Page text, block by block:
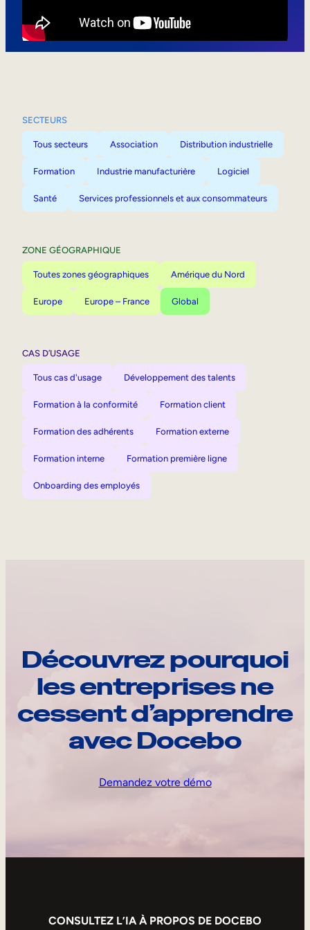
SECTEURS
Tous secteurs Association Distribution industrielle
Formation Industrie manufacturière Logiciel
Santé Services professionnels et aux consommateurs
ZONE GÉOGRAPHIQUE
Toutes zones géographiques Amérique du Nord
Europe Europe – France Global
CAS D’USAGE
Tous cas d'usage Développement des talents
Formation à la conformité Formation client
Formation des adhérents Formation externe
Formation interne Formation première ligne
Onboarding des employés
Découvrez pourquoi
les entreprises ne
cessent d’apprendre
avec Docebo
Demandez votre démo
CONSULTEZ L’IA À PROPOS DE DOCEBO